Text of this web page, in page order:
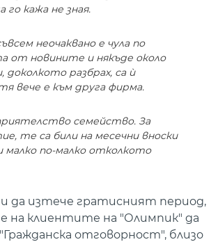
го кажа не зная.
неочаквано е чула по
от новините и някъде около
доколкото разбрах, са ѝ
вече е към друга фирма.
семейство. За
те са били на месечни вноски
малко по-малко отколкото
да изтече гратисният период,
на клиентите на "Олимпик" да
отговорност", близо